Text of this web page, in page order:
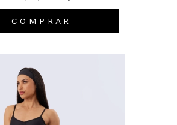
C O M P R A R